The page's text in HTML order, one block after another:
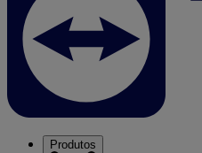
Produtos